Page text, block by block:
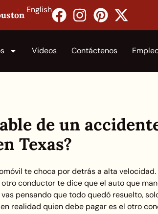
English
Videos Contáctenos
de un
Texas?
te choca por detrás a alta
conductor te dice que el auto que
pensando que todo quedó resuelto,
realidad quien debe pagar es el otro